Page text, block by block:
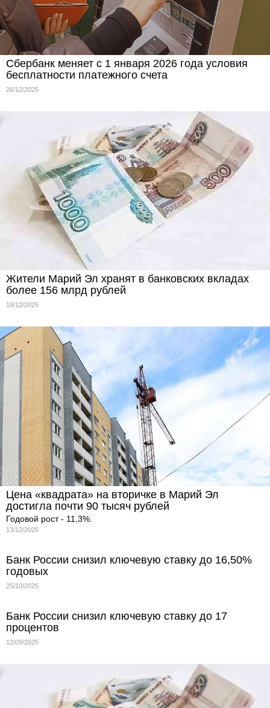
Сбербанк меняет с 1 января 2026 года условия
бесплатности платежного счета
26/12/2025
Жители Марий Эл хранят в банковских вкладах
более 156 млрд рублей
19/12/2025
Цена «квадрата» на вторичке в Марий Эл
достигла почти 90 тысяч рублей
Годовой рост - 11,3%.
13/12/2025
Банк России снизил ключевую ставку до 16,50%
годовых
25/10/2025
Банк России снизил ключевую ставку до 17
процентов
12/09/2025